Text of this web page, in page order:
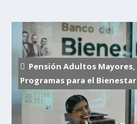
Pensión Adultos Mayores,
Programas para el Bienestar